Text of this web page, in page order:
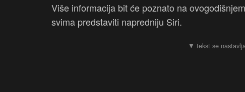
Više informacija bit će poznato na
svima predstaviti napredniju Siri.